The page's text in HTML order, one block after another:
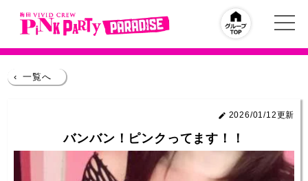
‹ 一覧へ
2026/01/12更新
バンバン！ピンクってます！！